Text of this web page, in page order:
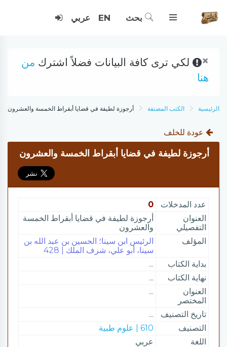
بحث EN عربي
× لكي ترى كافة البيانات فضلاً اشترك من
هنا
الرئيسية الكتب المصنفة أرجوزة لطيفة في قضايا أبقراط الخمسة والعشرون
عودة للخلف
أرجوزة لطيفة في قضايا أبقراط الخمسة والعشرون
عدد المدخلات
0
العنوان
التفصيلي
أرجوزة لطيفة في قضايا أبقراط الخمسة
والعشرون
المؤلف
الرئيس ابن سينا؛ الحسين بن عبد الله بن
سينا، أبو علي، شرف الملك | 428
بداية الكتاب
...
نهاية الكتاب
...
العنوان
المختصر
...
تاريخ التصنيف
...
التصنيف
610 | علوم طبية
اللغة
عربي